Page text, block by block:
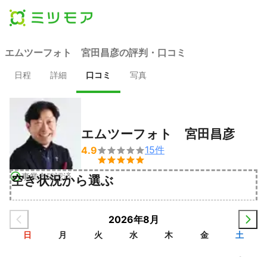
エムツーフォト 宮田昌彦の評判・口コミ
日程 詳細 口コミ 写真
事業者確認済
エムツーフォト 宮田昌彦
4.9

15件
空き状況から選ぶ
2026年8月
日 月 火 水 木 金 土